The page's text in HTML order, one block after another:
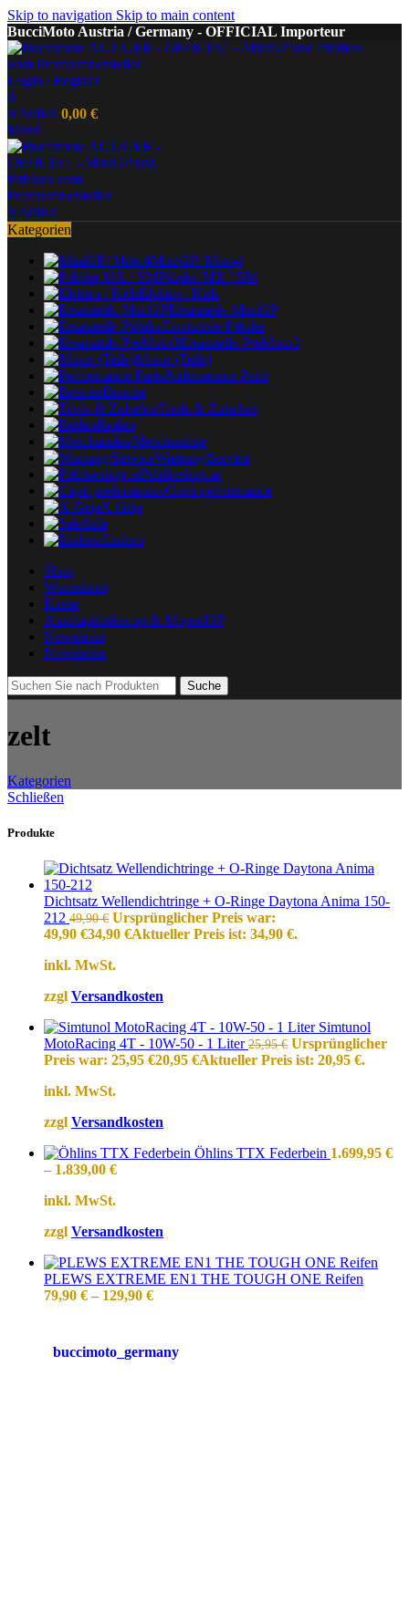
Skip to navigation Skip to main content
BucciMoto Austria / Germany - OFFICIAL Importeur
Login / Register
0
0 Artikel 0,00 €
Menü
0 Artikel
Kategorien
MiniGP/ Moto4
Pitbike MX / SM
Elektro / Kids
Ersatzteile MiniGP
Ersatzteile Pitbike
Ersatzteile PreMoto3
Motor (Teile)
Performance Parts
Bremse
Tools & Zubehör
Reifen
Merchandise
Wartung/Service
Pitbikeshop.at
Capit performance
X-Grip
Sale
Enduro
Shop
Warenkorb
Kasse
Austriapitbikecup & MopedGP
Newsletter
Newsletter
Suche
zelt
Kategorien
Schließen
Produkte
Dichtsatz Wellendichtringe + O-Ringe Daytona Anima 150-
212 49,90€ Ursprünglicher Preis war:
49,90 €34,90 €Aktueller Preis ist: 34,90 €.
inkl. MwSt.
zzgl Versandkosten
Simtunol
MotoRacing 4T - 10W-50 - 1 Liter25,95€ Ursprünglicher
Preis war: 25,95 €20,95 €Aktueller Preis ist: 20,95 €.
inkl. MwSt.
zzgl Versandkosten
Öhlins TTX Federbein 1.699,95 €
– 1.839,00 €
inkl. MwSt.
zzgl Versandkosten
PLEWS EXTREME EN1 THE TOUGH ONE Reifen
79,90 €– 129,90 €
buccimoto_germany